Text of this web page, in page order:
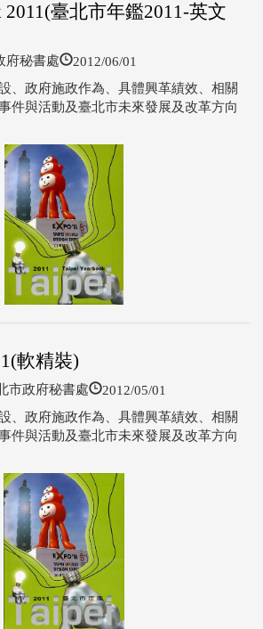
2011(臺北市年鑑2011-英文
秘書處 2012/06/01
、政府施政作為、具體興革績效、相關
件與活動及臺北市未來發展及改革方向
軟精裝)
政府秘書處 2012/05/01
、政府施政作為、具體興革績效、相關
件與活動及臺北市未來發展及改革方向